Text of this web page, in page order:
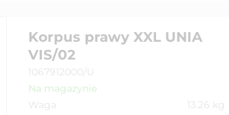
Korpus prawy XXL UNIA
VIS/02
1067912000/U
Na magazynie
Waga
13.26 kg